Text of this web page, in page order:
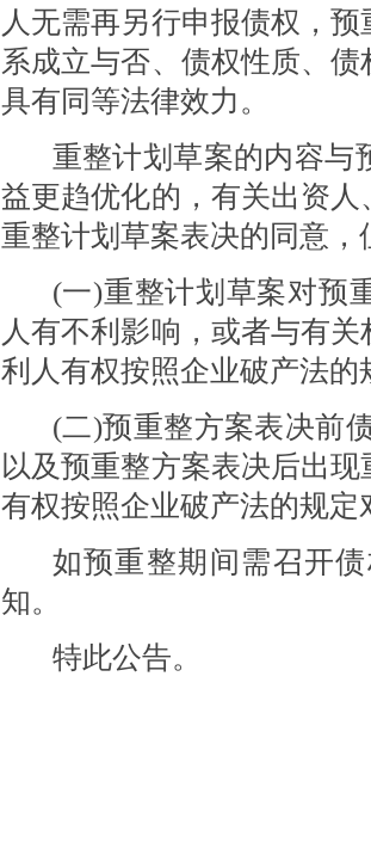
人无需再另行申报债权，
系成立与否、债权性质、
具有同等法律效力。
重整计划草案的内容与
益更趋优化的，有关出资
重整计划草案表决的同意，
(一)重整计划草案对预
人有不利影响，或者与有
利人有权按照企业破产法
(二)预重整方案表决前
以及预重整方案表决后出
有权按照企业破产法的规
如预重整期间需召开
知。
特此公告。